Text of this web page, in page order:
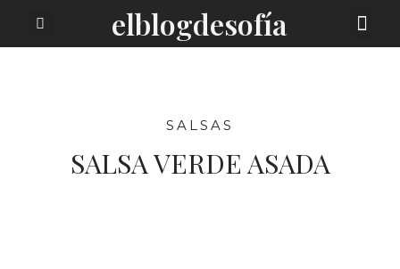
elblogdesofía
SALSAS
SALSA VERDE ASADA